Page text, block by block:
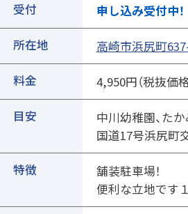
受付 申し込み受付中！
所在地 高崎市浜尻町
料金 4,950円（税抜価
目安
中川幼稚園、た
国道17号浜尻町
特徴
舗装駐車場！
便利な立地です１
③専用フォームに必要事項を